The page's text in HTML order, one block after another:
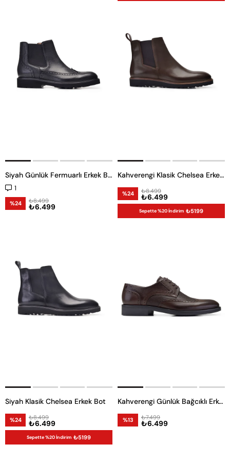
Siyah Günlük Fermuarlı Erkek Bot
1
%24 ₺6.499
₺8.499
Kahverengi Klasik Chelsea Erkek Bot
%24 ₺6.499
₺8.499
Sepette %20 İndirim ₺5199
Siyah Klasik Chelsea Erkek Bot
%24 ₺6.499
₺8.499
Sepette %20 İndirim ₺5199
Kahverengi Günlük Bağcıklı Erkek Ayakkabı -11973-
%13 ₺6.499
₺7.499